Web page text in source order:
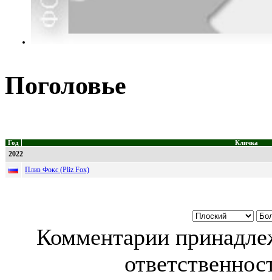
Поголовье
Год Кличка
2022
Плиз Фокс (Pliz Fox)
Комментарии